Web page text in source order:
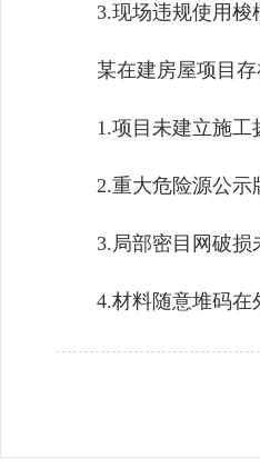
3.现场违规使用梭
某在建房屋项目存
1.项目未建立施工
2.重大危险源公示
3.局部密目网破损
4.材料随意堆码在